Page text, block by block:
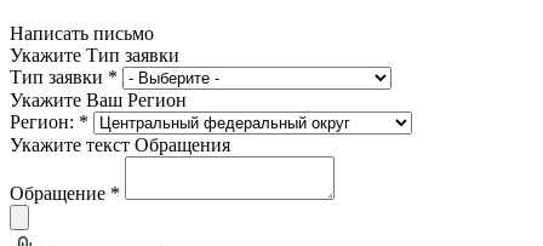
Написать письмо
Укажите Тип заявки
Тип заявки *
Укажите Ваш Регион
Регион: *
Укажите текст Обращения
Обращение *